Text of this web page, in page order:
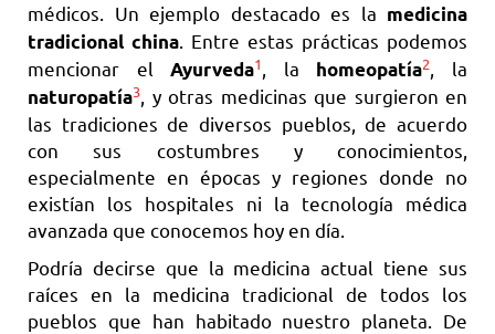
médicos. Un ejemplo destacado es la medicina
tradicional china . Entre estas prácticas podemos
mencionar el Ayurveda1 , la homeopatía2
, la
naturopatía3
, y otras medicinas que surgieron en
las tradiciones de diversos pueblos, de acuerdo
con sus costumbres y conocimientos,
especialmente en épocas y regiones donde no
existían los hospitales ni la tecnología médica
avanzada que conocemos hoy en día.
Podría decirse que la medicina actual tiene sus
raíces en la medicina tradicional de todos los
pueblos que han habitado nuestro planeta. De